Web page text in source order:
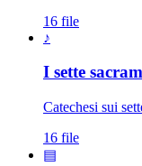
16 file
♪
I sette
Catechesi sui
16 file
▤